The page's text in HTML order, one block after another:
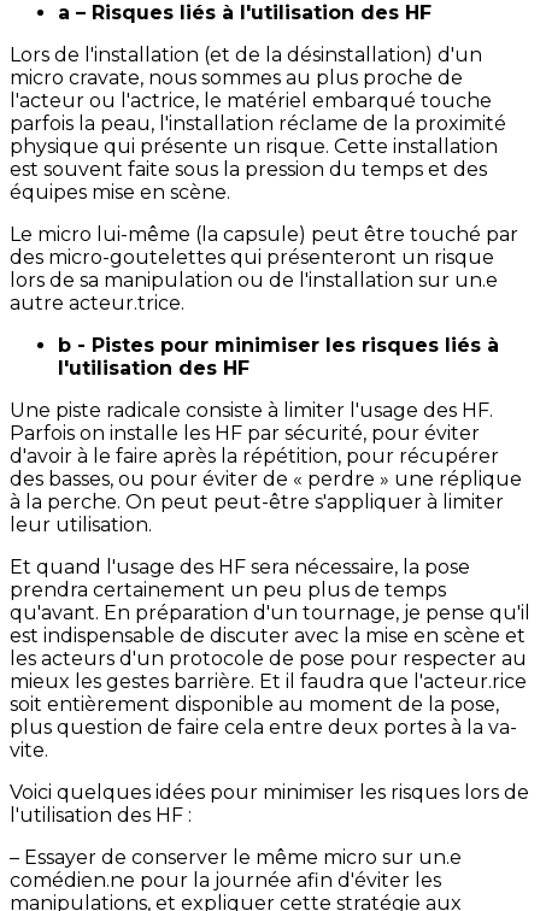
a – Risques liés à l'utilisation des HF
Lors de l'installation (et de la désinstallation) d'un
micro cravate, nous sommes au plus proche de
l'acteur ou l'actrice, le matériel embarqué touche
parfois la peau, l'installation réclame de la proximité
physique qui présente un risque. Cette installation
est souvent faite sous la pression du temps et des
équipes mise en scène.
Le micro lui-même (la capsule) peut être touché par
des micro-goutelettes qui présenteront un risque
lors de sa manipulation ou de l'installation sur un.e
autre acteur.trice.
b - Pistes pour minimiser les risques liés à
l'utilisation des HF
Une piste radicale consiste à limiter l'usage des HF.
Parfois on installe les HF par sécurité, pour éviter
d'avoir à le faire après la répétition, pour récupérer
des basses, ou pour éviter de « perdre » une réplique
à la perche. On peut peut-être s'appliquer à limiter
leur utilisation.
Et quand l'usage des HF sera nécessaire, la pose
prendra certainement un peu plus de temps
qu'avant. En préparation d'un tournage, je pense qu'il
est indispensable de discuter avec la mise en scène et
les acteurs d'un protocole de pose pour respecter au
mieux les gestes barrière. Et il faudra que l'acteur.rice
soit entièrement disponible au moment de la pose,
plus question de faire cela entre deux portes à la va-
vite.
Voici quelques idées pour minimiser les risques lors de
l'utilisation des HF :
– Essayer de conserver le même micro sur un.e
comédien.ne pour la journée afin d'éviter les
manipulations, et expliquer cette stratégie aux